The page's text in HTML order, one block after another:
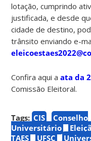
lotação, cumprindo
justificada, e desde
cidade de destino,
trânsito enviando e-
Confira aqui aata da
Comissão Eleitoral.
Tags: CIS
Conselho
Universitário
TAES
UFSC